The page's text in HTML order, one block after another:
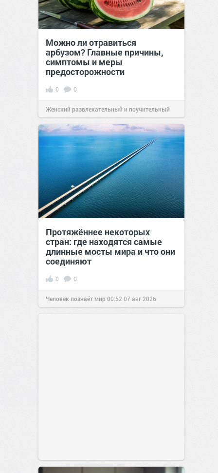
Можно ли отравиться
арбузом? Главные причины,
симптомы и меры
предосторожности
0 0
Женский развлекательный и поучительный
сайт. 23:4206 авг 2026
Протяжённее некоторых
стран: где находятся самые
длинные мосты мира и что они
соединяют
0 0
Человек познаёт мир00:52 07 авг 2026